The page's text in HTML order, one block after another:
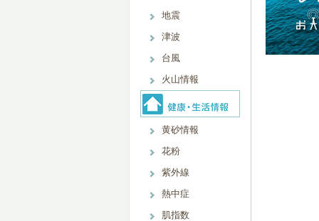
地震
津波
台風
火山情報
黄砂情報
花粉
紫外線
熱中症
肌指数